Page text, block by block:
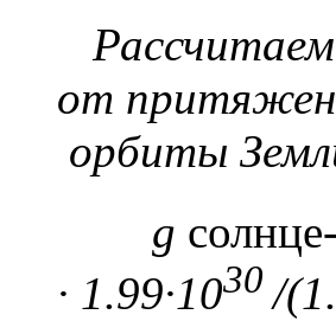
Рассчитаем
от
орбиты
g
· 1.99·1030 /